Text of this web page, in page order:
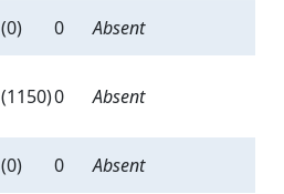
(0) 0
Absent
(1150)0 Absent
(0) 0
Absent